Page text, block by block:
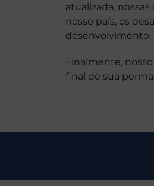
atualizada,
nosso país, os
desenvolvimento.
Finalmente,
final de sua